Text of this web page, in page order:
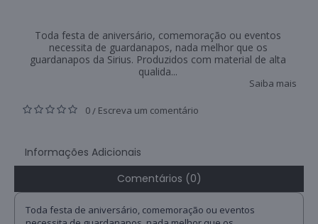
Toda festa de aniversário, comemoração ou eventos
necessita de guardanapos, nada melhor que os
guardanapos da Sirius. Produzidos com material de alta
qualida...
Saiba mais
0 / Escreva um comentário
Informações Adicionais
Comentários (0)
Toda festa de aniversário, comemoração ou eventos